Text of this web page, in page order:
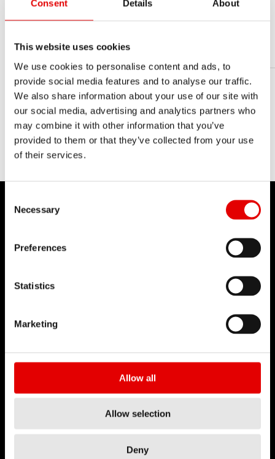
Consent Details About
This website uses cookies
We use cookies to personalise content and ads, to
provide social media features and to analyse our traffic.
We also share information about your use of our site with
our social media, advertising and analytics partners who
may combine it with other information that you’ve
provided to them or that they’ve collected from your use
of their services.
Necessary
Preferences
Statistics
Marketing
Allow all
Allow selection
Deny
DT SWISS
求人とキャリア
職場環境
インターンシップ